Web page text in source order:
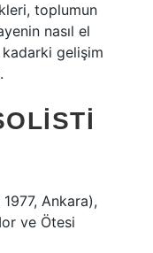
toplumun
nasıl el
gelişim
Ankara),
ve Ötesi